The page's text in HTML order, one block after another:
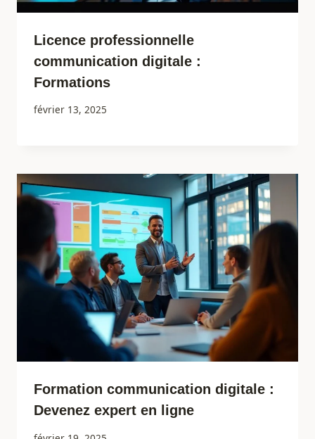
Licence professionnelle
communication digitale :
Formations
février 13, 2025
Formation communication digitale :
Devenez expert en ligne